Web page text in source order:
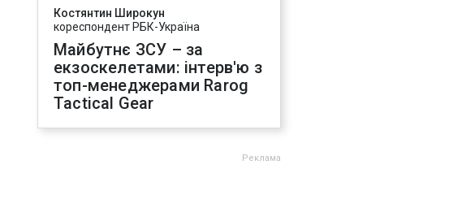
Костянтин Широкун
кореспондент РБК-Україна
Майбутнє ЗСУ – за
екзоскелетами: інтерв'ю з
топ-менеджерами Rarog
Tactical Gear